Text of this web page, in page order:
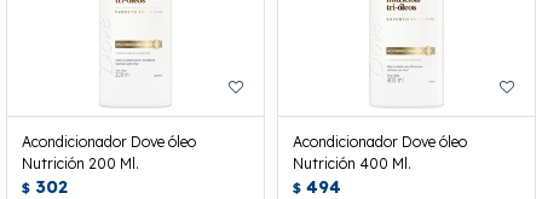
Acondicionador Dove óleo
Nutrición 200 Ml.
$ 302
Acondicionador Dove óleo
Nutrición 400 Ml.
$ 494